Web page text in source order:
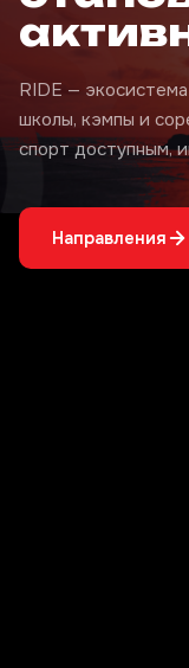
RIDE —
школы, кэмпы и
спорт доступным,
Направления